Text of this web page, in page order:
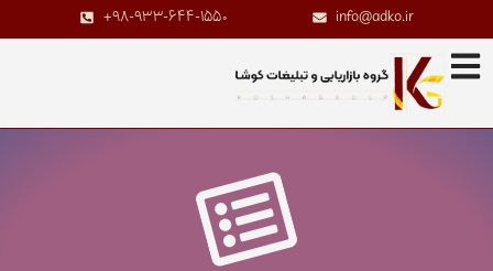
info@adko.ir
+98-933-644-1550